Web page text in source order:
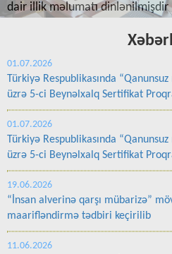
01.07.2026
Türkiyə Respublikasında
üzrə 5-ci Beynəlxalq Sertifikat
01.07.2026
Türkiyə Respublikasında
üzrə 5-ci Beynəlxalq Sertifikat
19.06.2026
“İnsan alverinə qarşı mübarizə”
maarifləndirmə tədbiri keçirilib
11.06.2026